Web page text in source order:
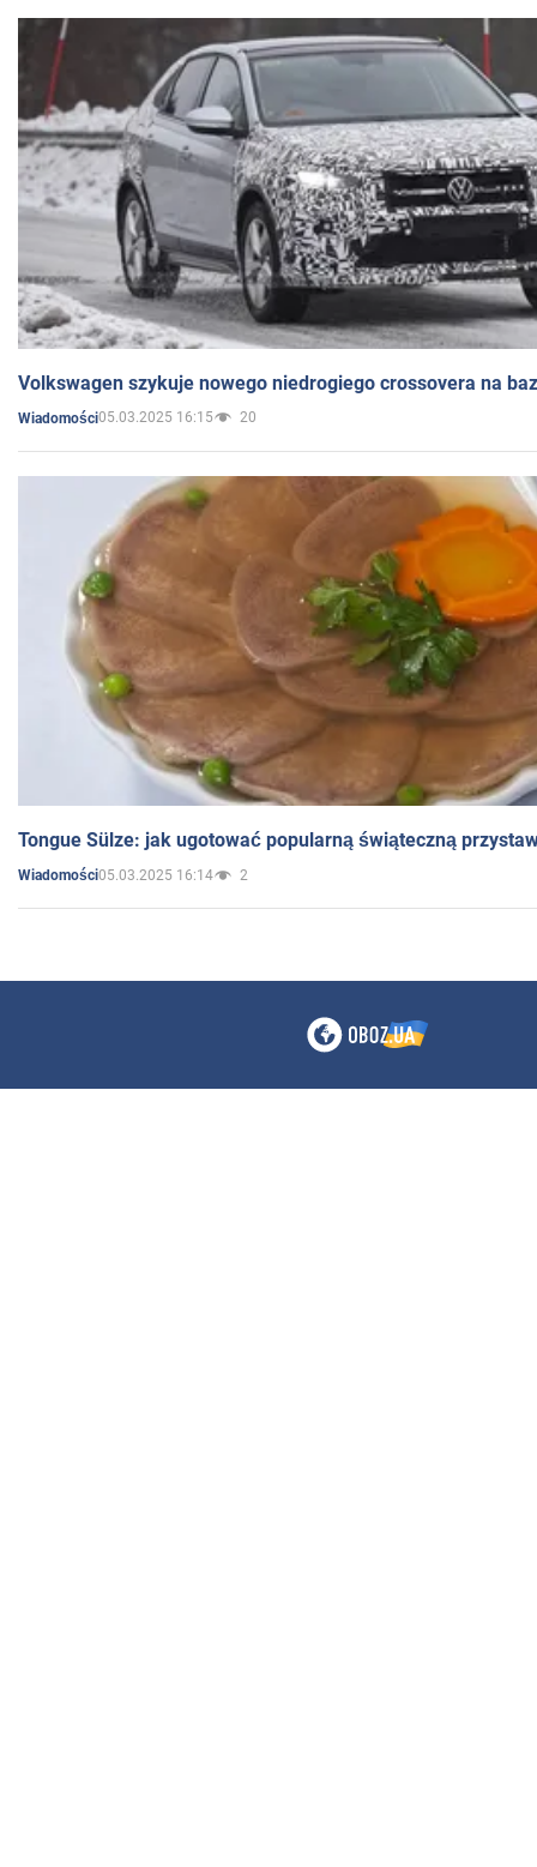
Volkswagen szykuje nowego niedrogiego crossovera na
Wiadomości05.03.2025 16:15 20
Tongue Sülze: jak ugotować popularną świąteczną
Wiadomości05.03.2025 16:14 2